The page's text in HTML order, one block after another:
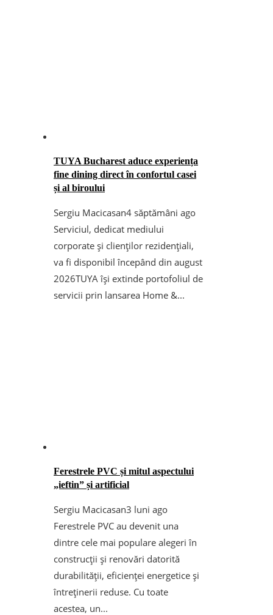
TUYA Bucharest aduce experiența
fine dining direct în confortul casei
și al biroului
Sergiu Macicasan4 săptămâni ago
Serviciul, dedicat mediului
corporate și clienților rezidențiali,
va fi disponibil începând din august
2026TUYA își extinde portofoliul de
servicii prin lansarea Home &...
Ferestrele PVC și mitul aspectului
„ieftin” și artificial
Sergiu Macicasan3 luni ago
Ferestrele PVC au devenit una
dintre cele mai populare alegeri în
construcții și renovări datorită
durabilității, eficienței energetice și
întreținerii reduse. Cu toate
acestea, un...